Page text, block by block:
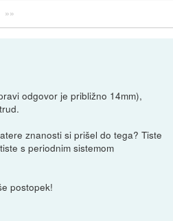
»»
odgovor je približno 14mm),
znanosti si prišel do tega? Tiste
s periodnim sistemom
postopek!